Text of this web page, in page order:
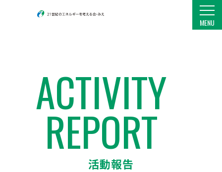
21世紀のエネルギーを考える会・みえ
MENU
ACTIVITY
REPORT
活動報告